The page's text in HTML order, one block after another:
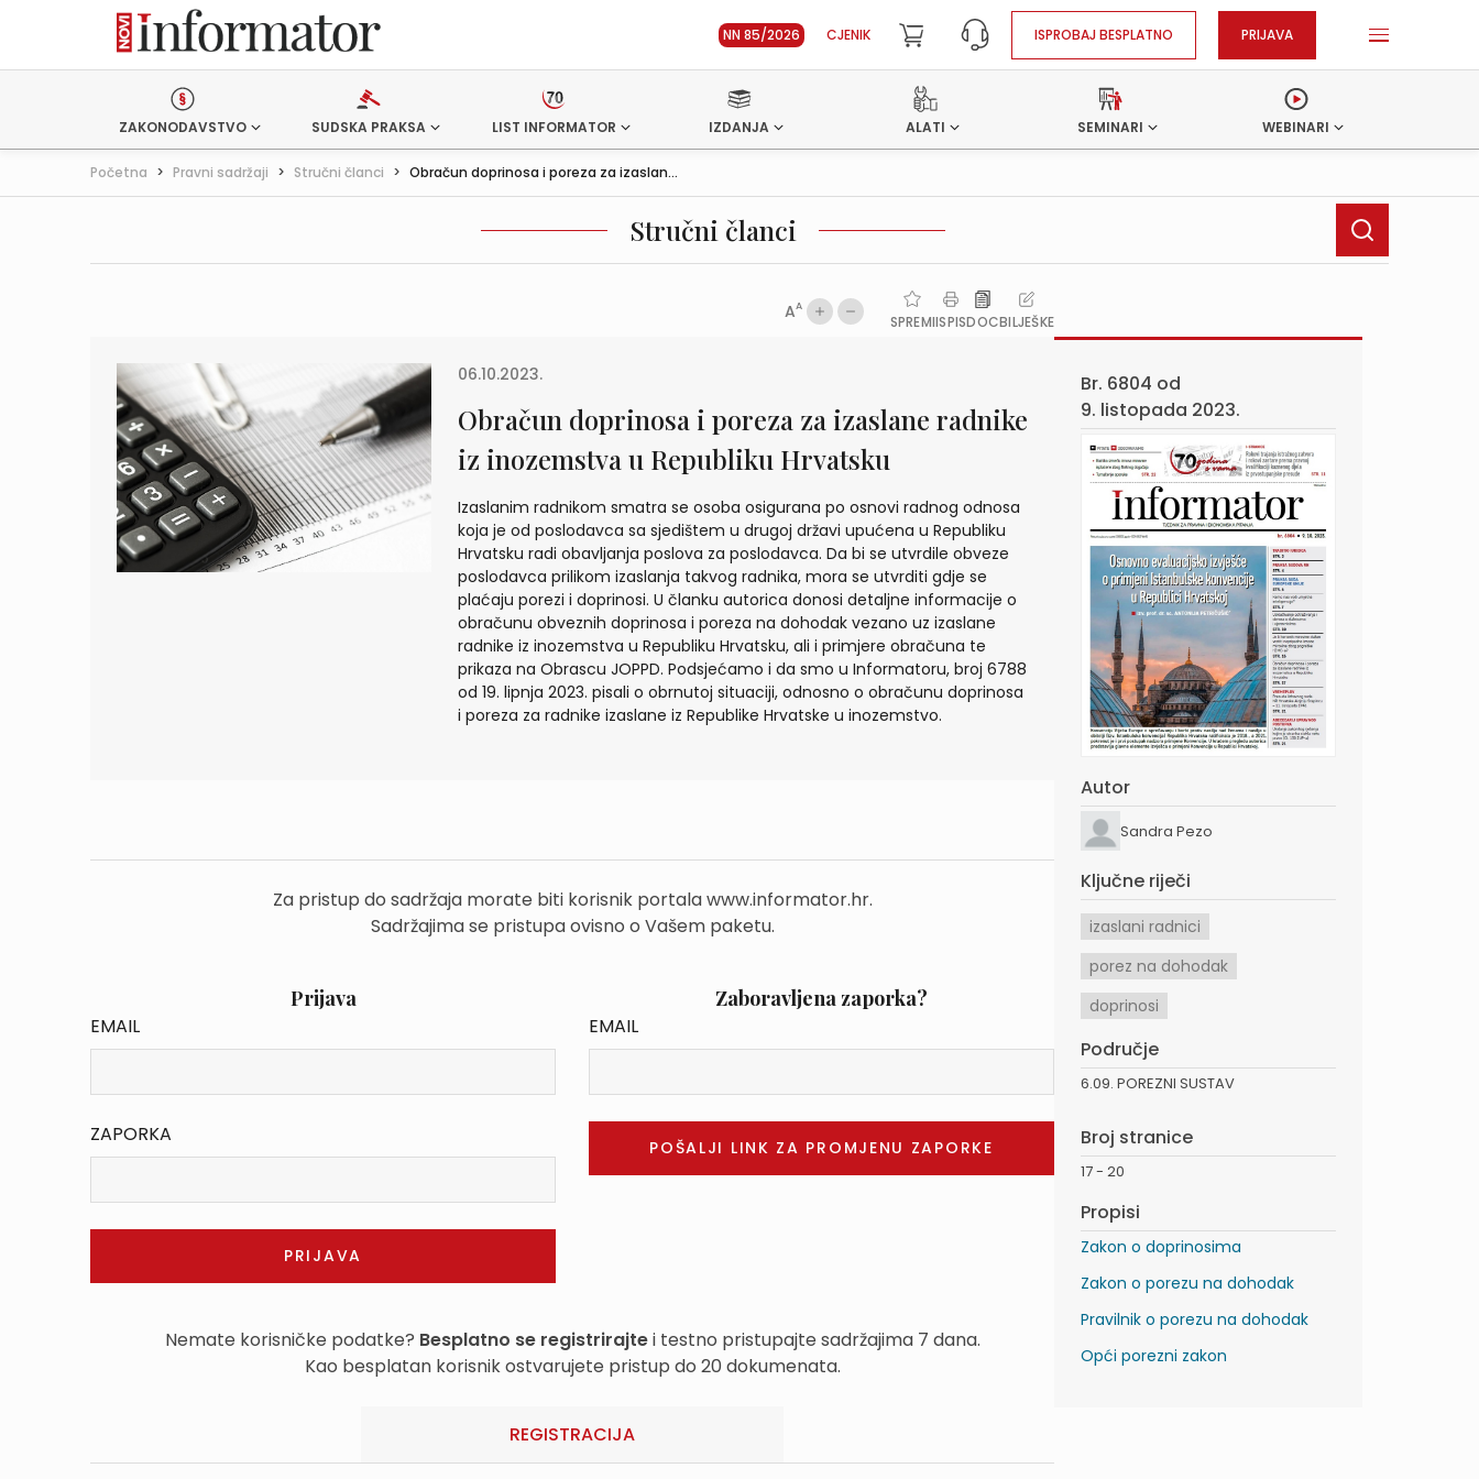
NN 85/2026 CJENIK ISPROBAJ BESPLATNO PRIJAVA
ZAKONODAVSTVO SUDSKA PRAKSA LIST INFORMATOR IZDANJA ALATI SEMINARI WEBINARI
Početna > Pravni sadržaji > Stručni članci > Obračun doprinosa i poreza za izaslan...
Stručni članci
AA
SPREMIISPISDOCBILJEŠKE
06.10.2023.
Obračun doprinosa i poreza za izaslane radnike
iz inozemstva u Republiku Hrvatsku
Izaslanim radnikom smatra se osoba osigurana po osnovi radnog odnosa
koja je od poslodavca sa sjedištem u drugoj državi upućena u Republiku
Hrvatsku radi obavljanja poslova za poslodavca. Da bi se utvrdile obveze
poslodavca prilikom izaslanja takvog radnika, mora se utvrditi gdje se
plaćaju porezi i doprinosi. U članku autorica donosi detaljne informacije o
obračunu obveznih doprinosa i poreza na dohodak vezano uz izaslane
radnike iz inozemstva u Republiku Hrvatsku, ali i primjere obračuna te
prikaza na Obrascu JOPPD. Podsjećamo i da smo u Informatoru, broj 6788
od 19. lipnja 2023. pisali o obrnutoj situaciji, odnosno o obračunu doprinosa
i poreza za radnike izaslane iz Republike Hrvatske u inozemstvo.
Za pristup do sadržaja morate biti korisnik portala www.informator.hr.
Sadržajima se pristupa ovisno o Vašem paketu.
Prijava
EMAIL
ZAPORKA
Zaboravljena zaporka?
EMAIL
Nemate korisničke podatke? Besplatno se registrirajtei testno pristupajte sadržajima 7 dana.
Kao besplatan korisnik ostvarujete pristup do 20 dokumenata.
REGISTRACIJA
Br. 6804 od
9. listopada 2023.
Autor
Sandra Pezo
Ključne riječi
izaslani radnici
porez na dohodak
doprinosi
Područje
6.09. POREZNI SUSTAV
Broj stranice
17 - 20
Propisi
Zakon o doprinosima
Zakon o porezu na dohodak
Pravilnik o porezu na dohodak
Opći porezni zakon